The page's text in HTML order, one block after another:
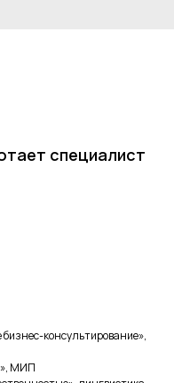
специалист
консультирование»,
МИП